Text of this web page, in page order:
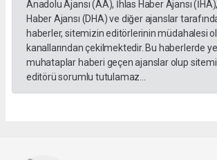
Anadolu Ajansı (AA), İhlas Haber Ajansı
Haber Ajansı (DHA) ve diğer ajanslar
haberler, sitemizin editörlerinin müdahalesi
kanallarından çekilmektedir. Bu haberlerde
muhataplar haberi geçen ajanslar olup
editörü sorumlu tutulamaz...